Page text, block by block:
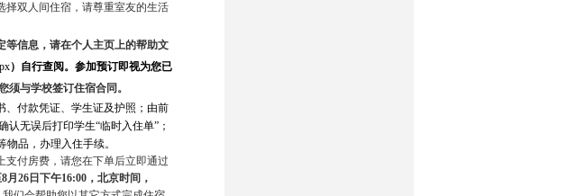
择双人间住宿，请尊重室友的生活
等信息，请在个人主页上的帮助文
） 自行查阅。参加预订即视为您已
须与学校签订住宿合同。
、付款凭证、学生证及护照；由前
无误后打印学生“临时入住单”；
物品，办理入住手续。
支付房费，请您在下单后立即通过
月26日下午16:00，北京时间，